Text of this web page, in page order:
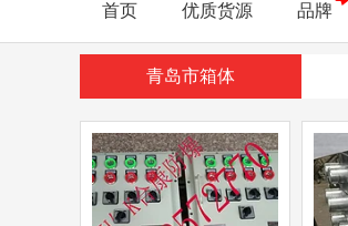
首页 优质货源 品牌
青岛市箱体